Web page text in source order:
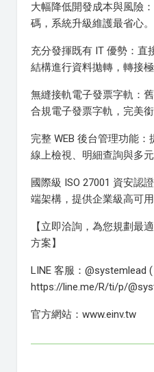
大幅降低開發成本與風險
碼，系統升級維護最省心。
充分發揮既有 IT 優勢：直
結構進行資料拋轉，轉接極
無縫接軌電子發票字軌：
合規電子發票字軌，完美銜
完整 WEB 後台管理功能：
線上檢視、明細查詢與多元
國際級 ISO 27001 資安認
端架構，提供企業級高可
【立即洽詢，為您規劃最
方案】
LINE 客服：@systemlead (
https://line.me/R/ti/p/
官方網站：www.einv.tw